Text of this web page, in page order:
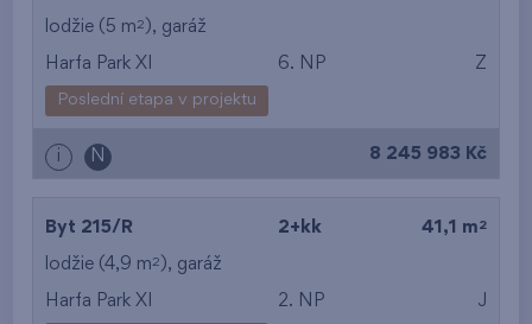
lodžie (5 m2 ), garáž
Harfa Park XI 6. NP Z
Poslední etapa v projektu
i N 8 245 983 Kč
Byt 215/R 2+kk 41,1 m 2
lodžie (4,9 m2 ), garáž
Harfa Park XI 2. NP J